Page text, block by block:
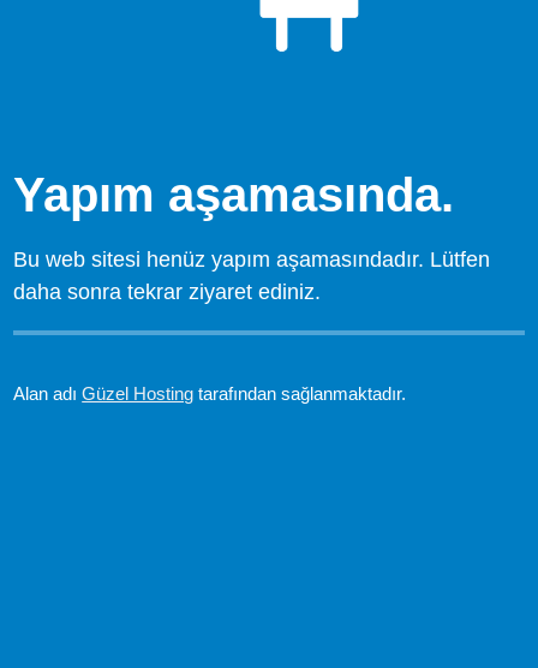
Yapım aşamasında.
Bu web sitesi henüz yapım aşamasındadır. Lütfen
daha sonra tekrar ziyaret ediniz.
Alan adıGüzel Hosting tarafından sağlanmaktadır.